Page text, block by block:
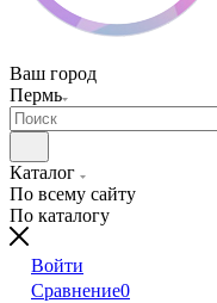
Ваш город
Пермь
Каталог
По всему сайту
По каталогу
Войти
Сравнение0